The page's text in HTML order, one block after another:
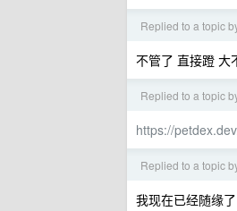
Replied to a topic
不管了 直接蹬 大
Replied to a topic
https://
Replied to a topic
我现在已经随缘